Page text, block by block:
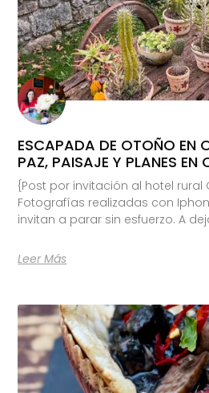
ESCAPADA DE OTOÑO EN
PAZ, PAISAJE Y PLANES EN
{Post por invitación al hotel rural
Fotografías realizadas con
invitan a parar sin esfuerzo. A
Leer Más